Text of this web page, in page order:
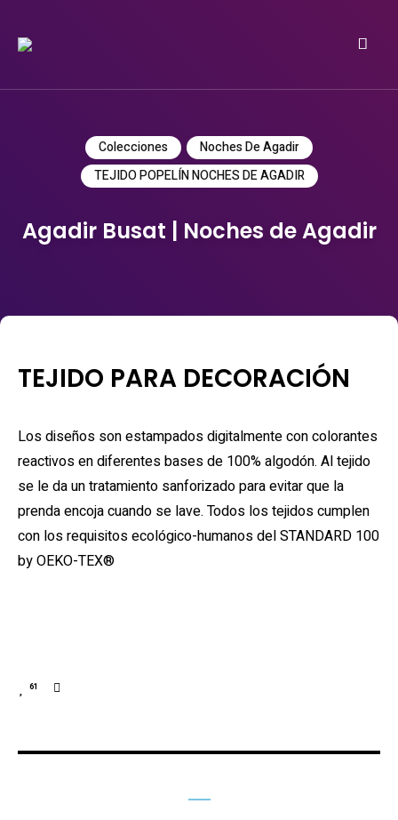
Do it yourself
Colecciones
Noches De Agadir
TEJIDO POPELÍN NOCHES DE AGADIR
Agadir Busat | Noches de Agadir
TEJIDO PARA DECORACIÓN
Los diseños son estampados digitalmente con colorantes
reactivos en diferentes bases de 100% algodón. Al tejido
se le da un tratamiento sanforizado para evitar que la
prenda encoja cuando se lave. Todos los tejidos cumplen
con los requisitos ecológico-humanos del STANDARD 100
by OEKO-TEX®
61